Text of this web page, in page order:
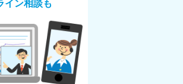
イン相談も